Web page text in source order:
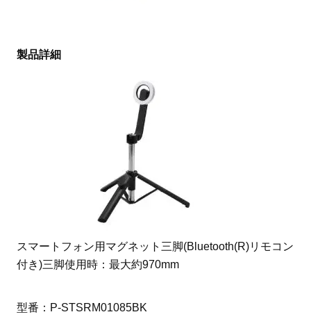
製品詳細
スマートフォン用マグネット三脚(Bluetooth(R)リモコン
付き)三脚使用時：最大約970mm
型番：P-STSRM01085BK